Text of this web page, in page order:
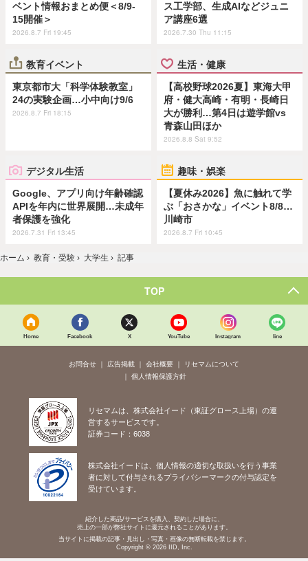
ベント情報おまとめ便＜8/9-
15開催＞
2026.8.7 Fri 19:45
ス工学部、生成AIなどジュニ
ア講座6選
2026.7.30 Thu 11:15
教育イベント
東京都市大「科学体験教室」
24の実験企画…小中向け9/6
2026.8.7 Fri 18:15
生活・健康
【高校野球2026夏】東海大甲
府・健大高崎・有明・長崎日
大が勝利…第4日は遊学館vs
青森山田ほか
2026.8.8 Sat 9:52
デジタル生活
Google、アプリ向け年齢確認
APIを年内に世界展開…未成年
者保護を強化
2026.7.31 Fri 13:45
趣味・娯楽
【夏休み2026】魚に触れて学
ぶ「おさかな」イベント8/8…
川崎市
2026.8.7 Fri 10:45
ホーム › 教育・受験 › 大学生 › 記事
TOP
Home Facebook X YouTube Instagram line
お問合せ 広告掲載 会社概要
リセマムについて
個人情報保護方針
リセマムは、株式会社イード（東証グロース上場）の運
営するサービスです。
証券コード：6038
株式会社イードは、個人情報の適切な取扱いを行う事業
者に対して付与されるプライバシーマークの付与認定を
受けています。
紹介した商品/サービスを購入、契約した場合に、
売上の一部が弊社サイトに還元されることがあります。
当サイトに掲載の記事・見出し・写真・画像の無断転載を禁じます。
Copyright © 2026 IID, Inc.